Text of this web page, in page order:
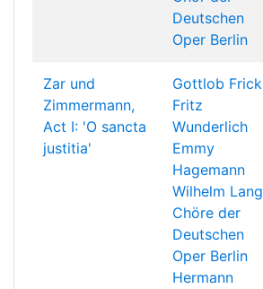
Deutschen
Oper Berlin
Zar und
Zimmermann,
Act I: 'O sancta
justitia'
Gottlob Frick
Fritz
Wunderlich
Emmy
Hagemann
Wilhelm Lang
Chöre der
Deutschen
Oper Berlin
Hermann